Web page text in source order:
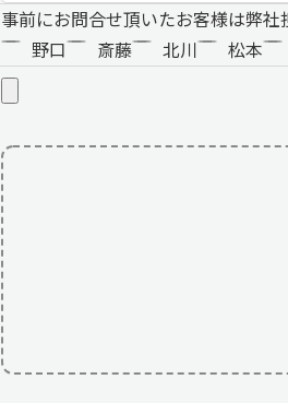
事前にお問合せ頂いたお客様は弊社
野口
斎藤 北川 松本